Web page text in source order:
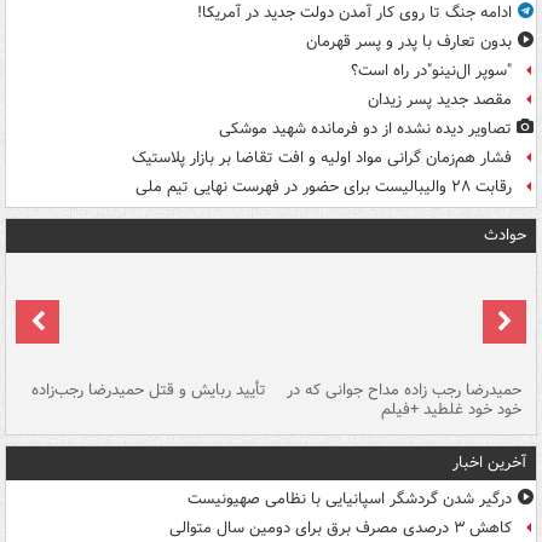
ادامه جنگ تا روی کار آمدن دولت جدید در آمریکا!
بدون تعارف با پدر و پسر قهرمان
"سوپر ال‌نینو"در راه است؟
مقصد جدید پسر زیدان
تصاویر دیده‌ نشده از دو فرمانده شهید موشکی
فشار هم‌زمان گرانی مواد اولیه و افت تقاضا بر بازار پلاستیک
رقابت ۲۸ والیبالیست برای حضور در فهرست نهایی تیم ملی
حوادث
حمیدرضا رجب زاده مداح جوانی که در
خود خود غلطید +فیلم
تأیید ربایش و قتل حمیدرضا رجب‌زاده
آخرین اخبار
درگیر شدن گردشگر اسپانیایی با نظامی صهیونیست
کاهش ۳ درصدی مصرف برق برای دومین سال متوالی